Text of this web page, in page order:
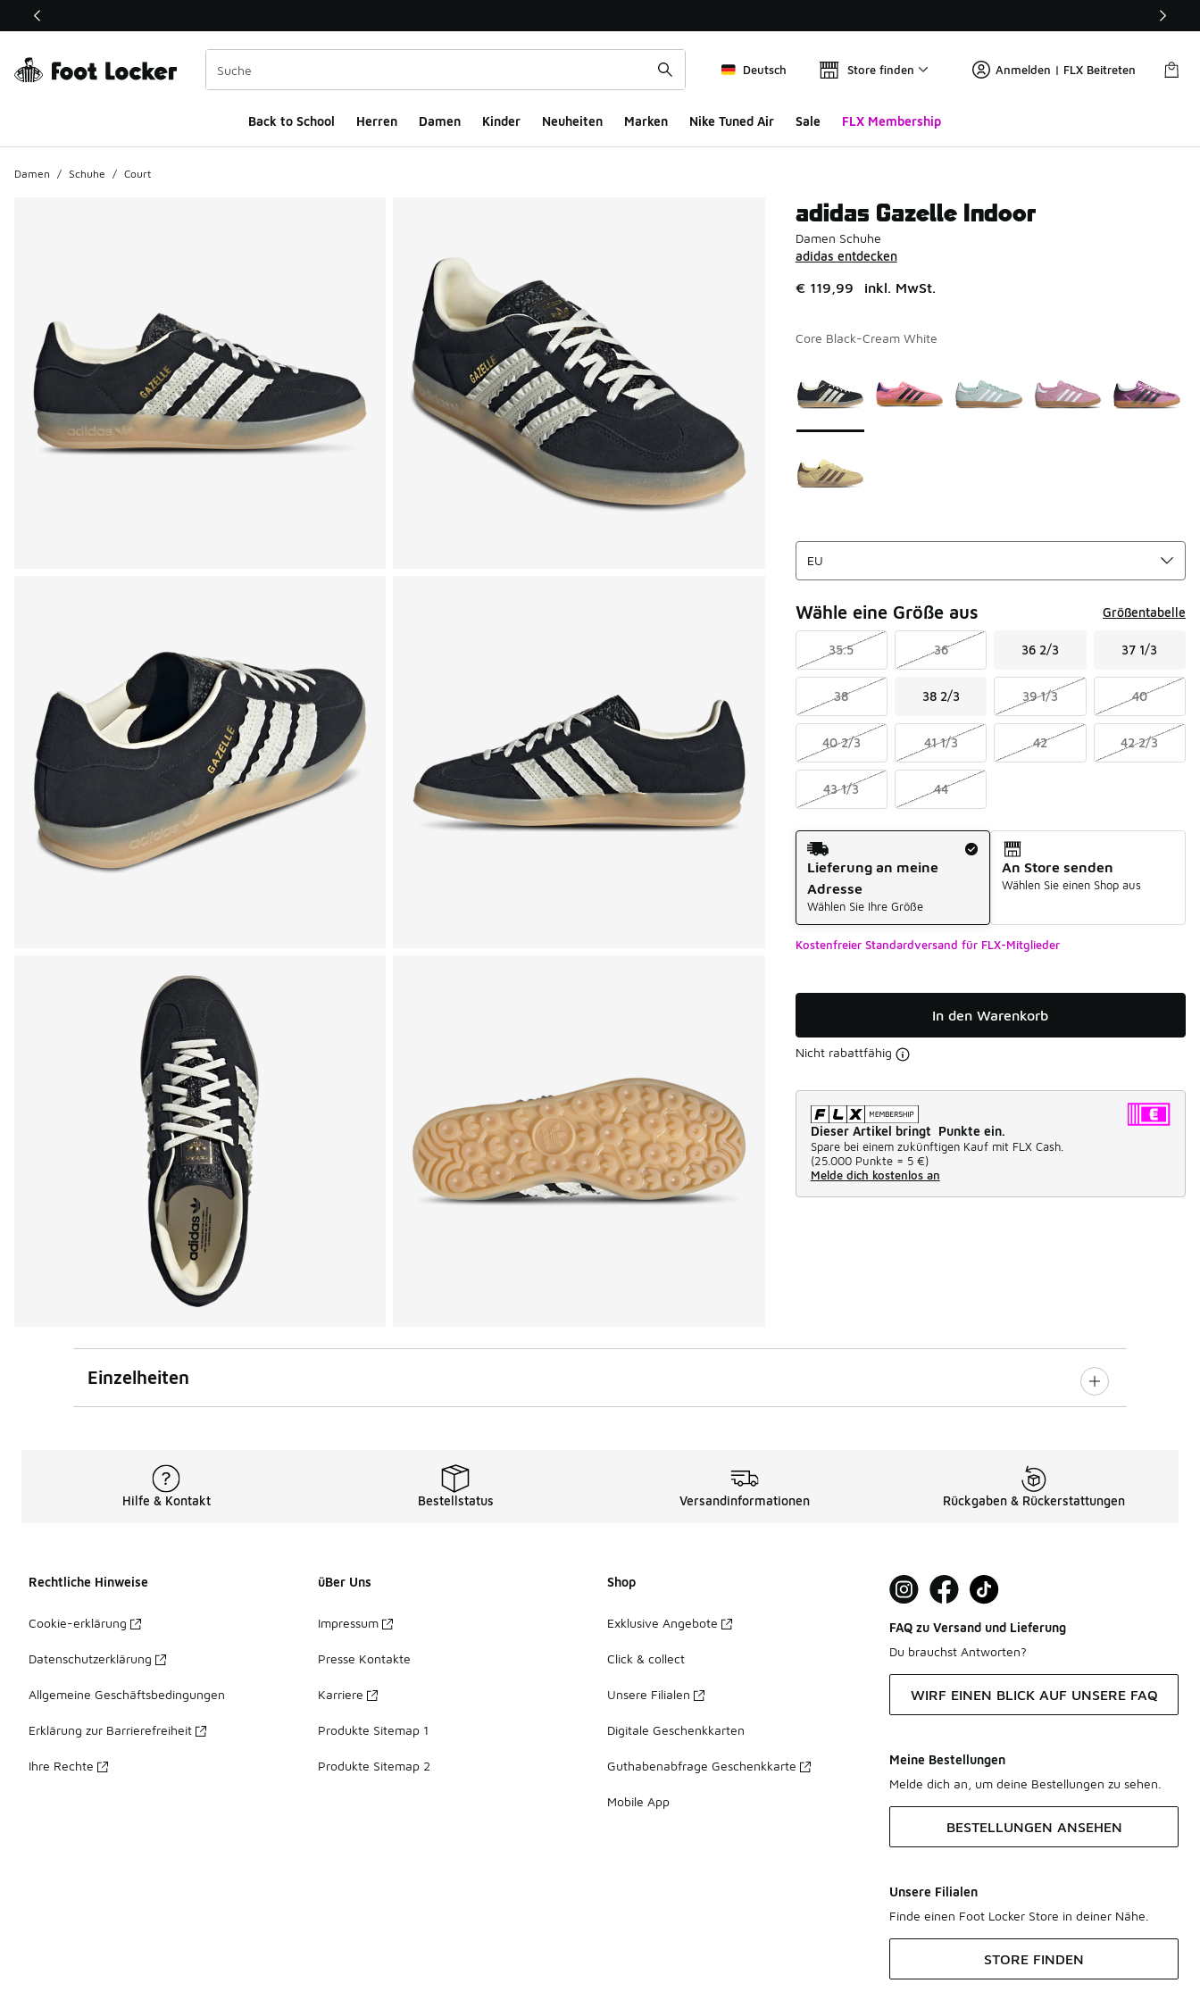
Dieser Link öffnet sich in einem neuen Fenster
Deutsch Store finden Anmelden | FLX Beitreten
Back to School Herren Damen Kinder Neuheiten Marken Nike Tuned Air Sale FLX Membership
Damen / Schuhe / Court
adidas Gazelle Indoor
Damen Schuhe
adidas entdecken
€ 119,99 inkl. MwSt.
Core Black-Cream White
Wähle eine Größe aus Größentabelle
35.5 36 36 2/3 37 1/3
38 38 2/3 39 1/3 40
40 2/3 41 1/3 42 42 2/3
43 1/3 44
Versandart
Lieferung an meine
Adresse
Wählen Sie Ihre Größe
An Store senden
Wählen Sie einen Shop aus
Kostenfreier Standardversand für FLX-Mitglieder
In den Warenkorb
Nicht rabattfähig
Dieser Artikel bringt Punkte ein.
Spare bei einem zukünftigen Kauf mit FLX Cash.
(25.000 Punkte = 5 €)
Melde dich kostenlos an
Einzelheiten
Hilfe & Kontakt Bestellstatus Versandinformationen Rückgaben & Rückerstattungen
Rechtliche Hinweise
Cookie-erklärung
Datenschutzerklärung
Allgemeine Geschäftsbedingungen
Erklärung zur Barrierefreiheit
Ihre Rechte
üBer Uns
Impressum
Presse Kontakte
Karriere
Produkte Sitemap 1
Produkte Sitemap 2
Shop
Exklusive Angebote
Click & collect
Unsere Filialen
Digitale Geschenkkarten
Guthabenabfrage Geschenkkarte
Mobile App
FAQ zu Versand und Lieferung
Du brauchst Antworten?
WIRF EINEN BLICK AUF UNSERE FAQ
Meine Bestellungen
Melde dich an, um deine Bestellungen zu sehen.
BESTELLUNGEN ANSEHEN
Unsere Filialen
Finde einen Foot Locker Store in deiner Nähe.
STORE FINDEN